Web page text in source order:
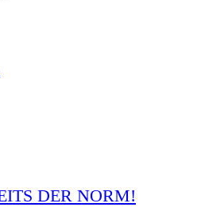
DER NORM!